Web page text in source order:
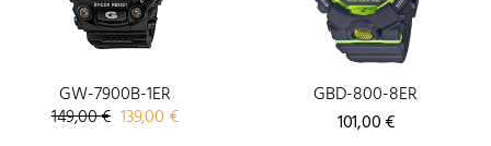
GW-7900B-1ER
149,00€ Izvorna
139,00€Trenutna
GBD-800-8ER
101,00€